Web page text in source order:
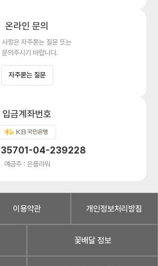
온라인 문의
사항은 자주묻는 질문 또는
문의주시기 바랍니다.
자주묻는 질문
입금계좌번호
04-239228
예금주 : 은플라워
이용약관 개인정보처리방침
꽃배달 정보